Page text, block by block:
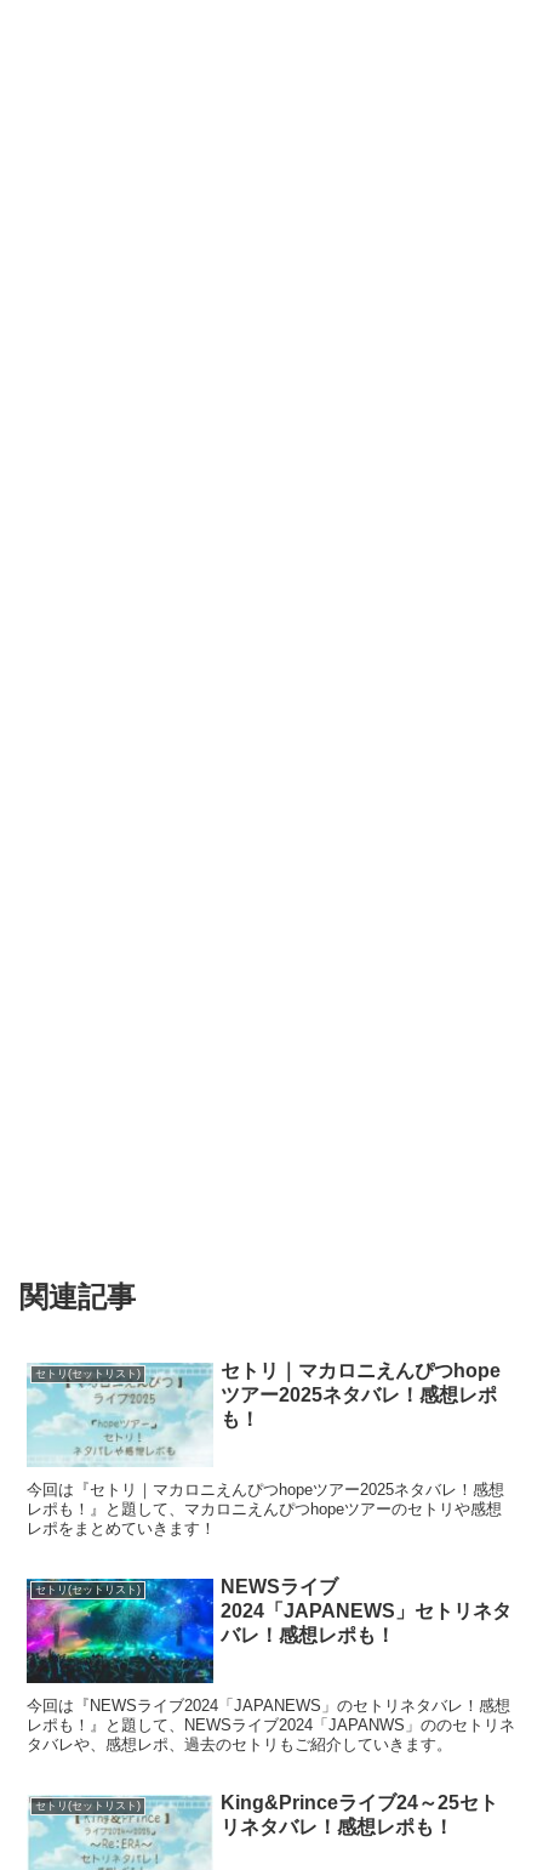
関連記事
セトリ(セットリスト)
セトリ｜マカロニえんぴつhope
ツアー2025ネタバレ！感想レポ
も！
今回は『セトリ｜マカロニえんぴつhopeツアー2025ネタバレ！感想
レポも！』と題して、マカロニえんぴつhopeツアーのセトリや感想
レポをまとめていきます！
セトリ(セットリスト)
NEWSライブ
2024「JAPANEWS」セトリネタ
バレ！感想レポも！
今回は『NEWSライブ2024「JAPANEWS」のセトリネタバレ！感想
レポも！』と題して、NEWSライブ2024「JAPANWS」ののセトリネ
タバレや、感想レポ、過去のセトリもご紹介していきます。
セトリ(セットリスト)
King&Princeライブ24～25セト
リネタバレ！感想レポも！